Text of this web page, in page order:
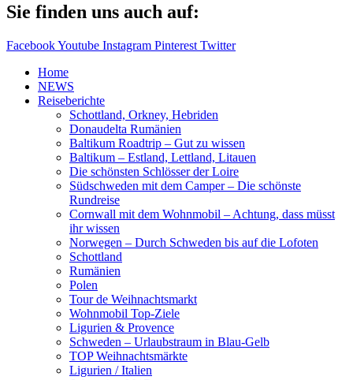
Sie finden uns auch auf:
FacebookYoutube Instagram Pinterest Twitter
Home
NEWS
Reiseberichte
Schottland, Orkney, Hebriden
Donaudelta Rumänien
Baltikum Roadtrip – Gut zu wissen
Baltikum – Estland, Lettland, Litauen
Die schönsten Schlösser der Loire
Südschweden mit dem Camper – Die schönste
Rundreise
Cornwall mit dem Wohnmobil – Achtung, dass müsst
ihr wissen
Norwegen – Durch Schweden bis auf die Lofoten
Schottland
Rumänien
Polen
Tour de Weihnachtsmarkt
Wohnmobil Top-Ziele
Ligurien & Provence
Schweden – Urlaubstraum in Blau-Gelb
TOP Weihnachtsmärkte
Ligurien / Italien